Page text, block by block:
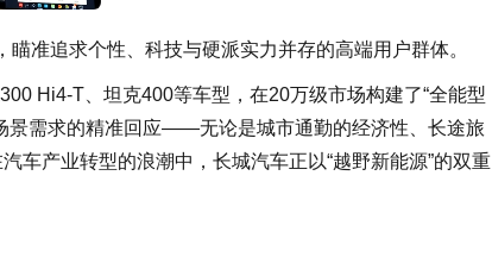
准追求个性、科技与硬派实力并存的高端用户群体。
Hi4-T、坦克400等车型，在20万级市场构建了“全能型
景需求的精准回应——无论是城市通勤的经济性、长途旅
车产业转型的浪潮中，长城汽车正以“越野新能源”的双重